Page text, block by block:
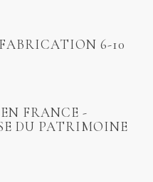
6-10
FRANCE -
DU PATRIMOINE